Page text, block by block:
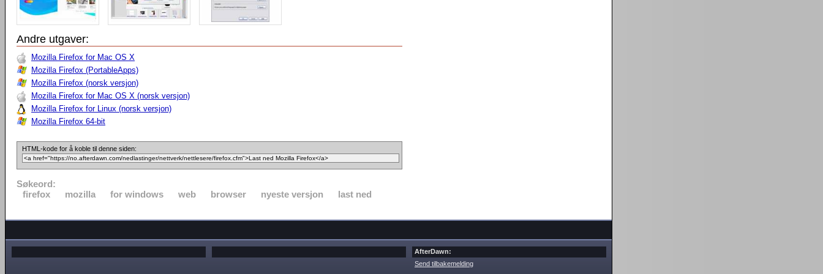
Andre utgaver:
Mozilla Firefox for Mac OS X
Mozilla Firefox (PortableApps)
Mozilla Firefox (norsk versjon)
Mozilla Firefox for Mac OS X (norsk versjon)
Mozilla Firefox for Linux (norsk versjon)
Mozilla Firefox 64-bit
HTML-kode for å koble til denne siden:
Søkeord:
firefox
mozilla for windows web browser nyeste versjon last ned
AfterDawn:
Send tilbakemelding